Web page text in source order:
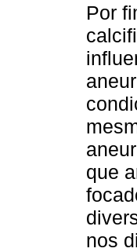
Por
que
nos